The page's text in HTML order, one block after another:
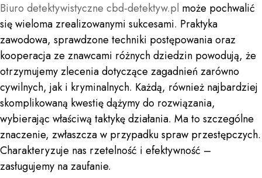
Biuro detektywistyczne cbd-detektyw.pl może pochwalić
się wieloma zrealizowanymi sukcesami. Praktyka
zawodowa, sprawdzone techniki postępowania oraz
kooperacja ze znawcami różnych dziedzin powodują, że
otrzymujemy zlecenia dotyczące zagadnień zarówno
cywilnych, jak i kryminalnych. Każdą, również najbardziej
skomplikowaną kwestię dążymy do rozwiązania,
wybierając właściwą taktykę działania. Ma to szczególne
znaczenie, zwłaszcza w przypadku spraw przestępczych.
Charakteryzuje nas rzetelność i efektywność –
zasługujemy na zaufanie.